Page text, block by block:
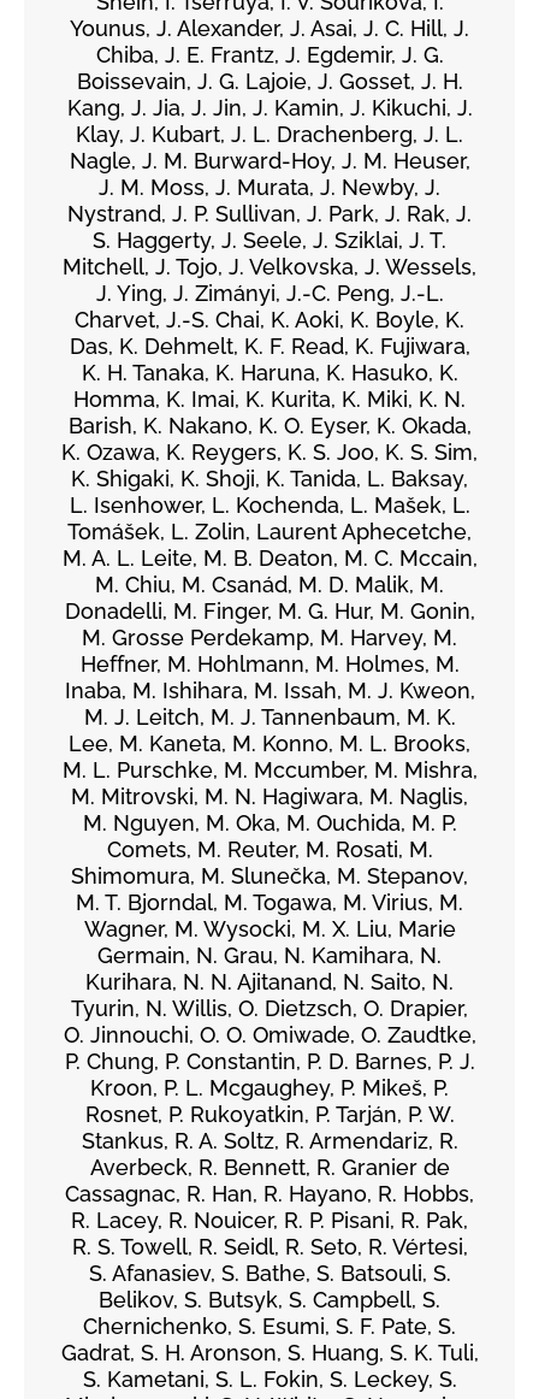
Younus, J. Alexander, J. Asai, J. C. Hill, J.
Chiba, J. E. Frantz, J. Egdemir, J. G.
Boissevain, J. G. Lajoie, J. Gosset, J. H.
Kang, J. Jia, J. Jin, J. Kamin, J. Kikuchi, J.
Klay, J. Kubart, J. L. Drachenberg, J. L.
Nagle, J. M. Burward-Hoy, J. M. Heuser,
J. M. Moss, J. Murata, J. Newby, J.
Nystrand, J. P. Sullivan, J. Park, J. Rak, J.
S. Haggerty, J. Seele, J. Sziklai, J. T.
Mitchell, J. Tojo, J. Velkovska, J. Wessels,
J. Ying, J. Zimányi, J.-C. Peng, J.-L.
Charvet, J.-S. Chai, K. Aoki, K. Boyle, K.
Das, K. Dehmelt, K. F. Read, K. Fujiwara,
K. H. Tanaka, K. Haruna, K. Hasuko, K.
Homma, K. Imai, K. Kurita, K. Miki, K. N.
Barish, K. Nakano, K. O. Eyser, K. Okada,
K. Ozawa, K. Reygers, K. S. Joo, K. S. Sim,
K. Shigaki, K. Shoji, K. Tanida, L. Baksay,
L. Isenhower, L. Kochenda, L. Mašek, L.
Tomášek, L. Zolin, Laurent Aphecetche,
M. A. L. Leite, M. B. Deaton, M. C. Mccain,
M. Chiu, M. Csanád, M. D. Malik, M.
Donadelli, M. Finger, M. G. Hur, M. Gonin,
M. Grosse Perdekamp, M. Harvey, M.
Heffner, M. Hohlmann, M. Holmes, M.
Inaba, M. Ishihara, M. Issah, M. J. Kweon,
M. J. Leitch, M. J. Tannenbaum, M. K.
Lee, M. Kaneta, M. Konno, M. L. Brooks,
M. L. Purschke, M. Mccumber, M. Mishra,
M. Mitrovski, M. N. Hagiwara, M. Naglis,
M. Nguyen, M. Oka, M. Ouchida, M. P.
Comets, M. Reuter, M. Rosati, M.
Shimomura, M. Slunečka, M. Stepanov,
M. T. Bjorndal, M. Togawa, M. Virius, M.
Wagner, M. Wysocki, M. X. Liu, Marie
Germain, N. Grau, N. Kamihara, N.
Kurihara, N. N. Ajitanand, N. Saito, N.
Tyurin, N. Willis, O. Dietzsch, O. Drapier,
O. Jinnouchi, O. O. Omiwade, O. Zaudtke,
P. Chung, P. Constantin, P. D. Barnes, P. J.
Kroon, P. L. Mcgaughey, P. Mikeš, P.
Rosnet, P. Rukoyatkin, P. Tarján, P. W.
Stankus, R. A. Soltz, R. Armendariz, R.
Averbeck, R. Bennett, R. Granier de
Cassagnac, R. Han, R. Hayano, R. Hobbs,
R. Lacey, R. Nouicer, R. P. Pisani, R. Pak,
R. S. Towell, R. Seidl, R. Seto, R. Vértesi,
S. Afanasiev, S. Bathe, S. Batsouli, S.
Belikov, S. Butsyk, S. Campbell, S.
Chernichenko, S. Esumi, S. F. Pate, S.
Gadrat, S. H. Aronson, S. Huang, S. K. Tuli,
S. Kametani, S. L. Fokin, S. Leckey, S.